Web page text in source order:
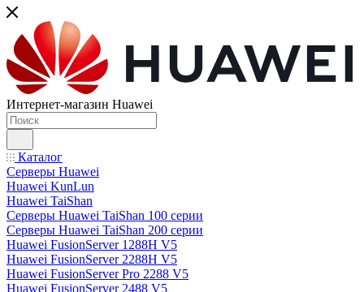
Интернет-магазин Huawei
Каталог
Серверы Huawei
Huawei KunLun
Huawei TaiShan
Серверы Huawei TaiShan 100 серии
Серверы Huawei TaiShan 200 серии
Huawei FusionServer 1288H V5
Huawei FusionServer 2288H V5
Huawei FusionServer Pro 2288 V5
Huawei FusionServer 2488 V5